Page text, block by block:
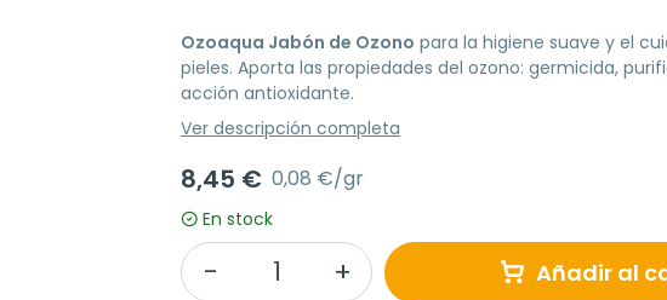
Ozoaqua Jabón de Ozono para la higiene suave y el
pieles. Aporta las propiedades del ozono: germicida,
acción antioxidante.
Ver descripción completa
8,45 € 0,08 €/gr
En stock
Añadir al